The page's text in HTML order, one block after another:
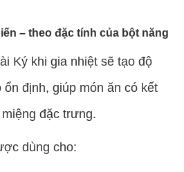
– theo đặc tính của bột năng
Ký khi gia nhiệt sẽ tạo độ
định, giúp món ăn có kết
đặc trưng.
dùng cho: